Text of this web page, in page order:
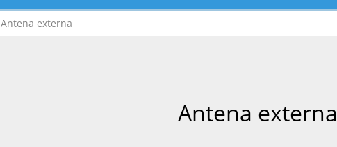
Antena externa
Antena externa